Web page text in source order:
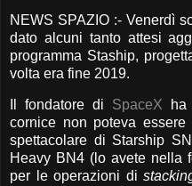
NEWS SPAZIO :- Venerdì
dato alcuni tanto attesi
programma Staship,
volta era fine 2019.
Il fondatore di SpaceX ha
cornice non poteva
spettacolare di Starship
Heavy BN4 (lo avete nella
per le operazioni di